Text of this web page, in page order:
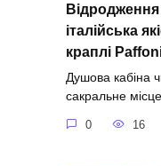
італійська
краплі
Душова кабіна
сакральне місце
0 16